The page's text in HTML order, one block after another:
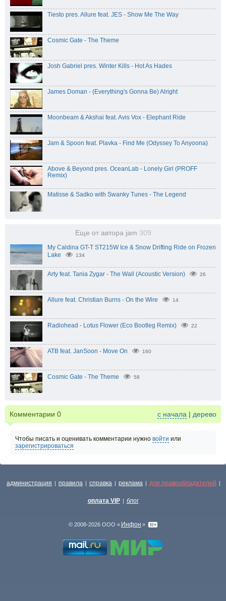
Tiesto pres. Allure feat. JES - Show Me The Way
Cosmic Gate - The Theme
Josh Gabriel pres. Winter Kills - Hot As Hades
James Doman - (Everything's Gonna Be) Alright
Moonbeam & Akshai feat. Avis Vox - Elephant Ride
Jam & Spoon feat. Plavka - Find Me (Odyssey To Anyoona)
Above & Beyond pres. OceanLab - Lonely Girl (PROFF
Remix)
Matisse & Sadko with Swanky Tunes - The Legend
Еще от автора jam 309
My Caldina GT-T ST215W Ice & Snow Drifting Ride on Frozen
Lake
134
Arty feat. Tania Zygar - The Wall (Acoustic Version) 26
Allure feat. Christian Burns - On the Wire 14
Radiohead - Lotus Flower (Eco Bootleg Remix) 22
ATB feat. JanSoon - Move On 160
Cosmic Gate - The Theme 58
Комментарии 0 с начала | дерево
Чтобы писать и оценивать комментарии нужно войти или
зарегистрироваться
администрация | правила | справка | реклама | для правообладателей |
оплата VIP | блог
© 2008-2026 ООО « Инфон »